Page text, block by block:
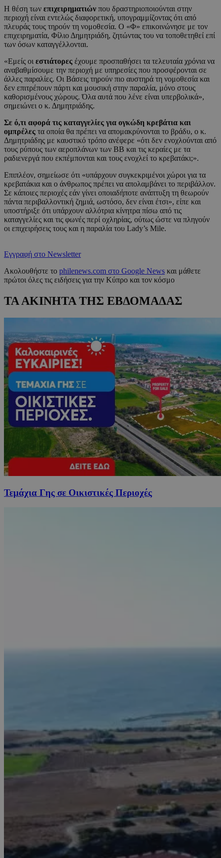
Η θέση των επιχειρηματιών που δραστηριοποιούνται στην
περιοχή είναι εντελώς διαφορετική, υπογραμμίζοντας ότι από
πλευράς τους τηρούν τη νομοθεσία. Ο «Φ» επικοινώνησε με τον
επιχειρηματία, Φίλιο Δημητριάδη, ζητώντας του να τοποθετηθεί επί
των όσων καταγγέλλονται.
«Εμείς οι εστιάτορες έχουμε προσπαθήσει τα τελευταία χρόνια να
αναβαθμίσουμε την περιοχή με υπηρεσίες που προσφέρονται σε
άλλες παραλίες. Οι Βάσεις τηρούν πιο αυστηρά τη νομοθεσία και
δεν επιτρέπουν πάρτι και μουσική στην παραλία, μόνο στους
καθορισμένους χώρους. Όλα αυτά που λένε είναι υπερβολικά»,
σημειώνει ο κ. Δημητριάδης.
Σε ό,τι αφορά τις καταγγελίες για ογκώδη κρεβάτια και
ομπρέλες τα οποία θα πρέπει να απομακρύνονται το βράδυ, ο κ.
Δημητριάδης με καυστικό τρόπο ανέφερε «ότι δεν ενοχλούνται από
τους ρύπους των αεροπλάνων των ΒΒ και τις κεραίες με τα
ραδιενεργά που εκπέμπονται και τους ενοχλεί το κρεβατάκι;».
Επιπλέον, σημείωσε ότι «υπάρχουν συγκεκριμένοι χώροι για τα
κρεβατάκια και ο άνθρωπος πρέπει να απολαμβάνει το περιβάλλον.
Σε κάποιες περιοχές εάν γίνει οποιαδήποτε ανάπτυξη τη θεωρούν
πάντα περιβαλλοντική ζημιά, ωστόσο, δεν είναι έτσι», είπε και
υποστήριξε ότι υπάρχουν αλλότρια κίνητρα πίσω από τις
καταγγελίες και τις φωνές περί οχληρίας, ούτως ώστε να πληγούν
οι επιχειρήσεις τους και η παραλία του Lady’s Mile.
Εγγραφή στο Newsletter
Ακολουθήστε το philenews.com στο Google News και μάθετε
πρώτοι όλες τις ειδήσεις για την Κύπρο και τον κόσμο
ΤΑ ΑΚΙΝΗΤΑ ΤΗΣ ΕΒΔΟΜΑΔΑΣ
Τεμάχια Γης σε Οικιστικές Περιοχές